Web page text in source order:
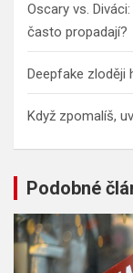
Oscary vs.
často propadají?
Deepfake zloději
Když zpomalíš,
Podobné